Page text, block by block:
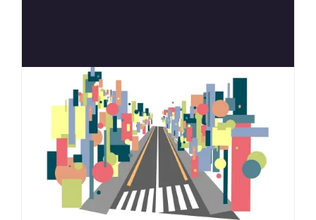
Anterior